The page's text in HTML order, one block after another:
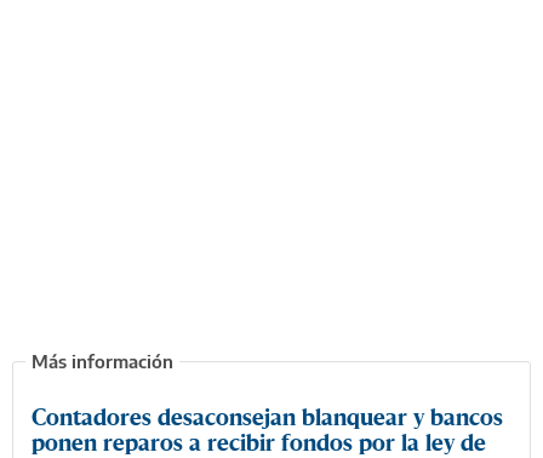
Contadores desaconsejan blanquear y bancos
ponen reparos a recibir fondos por la ley de